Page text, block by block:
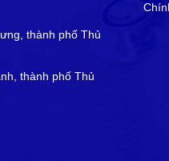
thành phố Thủ
thành phố Thủ